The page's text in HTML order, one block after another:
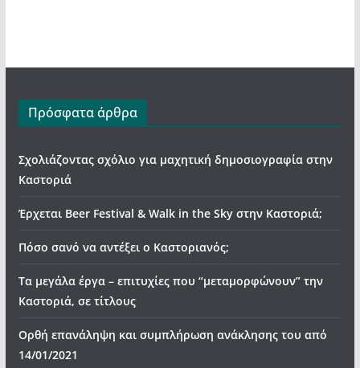
Πρόσφατα άρθρα
Σχολιάζοντας σχόλιο για μαχητική δημοσιογραφία στην
Καστοριά
Έρχεται Beer Festival & Walk in the Sky στην Καστοριά;
Πόσο σανό να αντέξει ο Καστοριανός;
Τα μεγάλα έργα – επιτυχίες που “μεταμορφώνουν” την
Καστοριά, σε τίτλους
Ορθή επανάληψη και συμπλήρωση ανάκλησης του από
14/01/2021